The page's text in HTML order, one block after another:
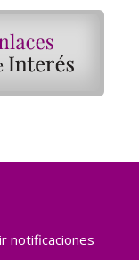
notificaciones